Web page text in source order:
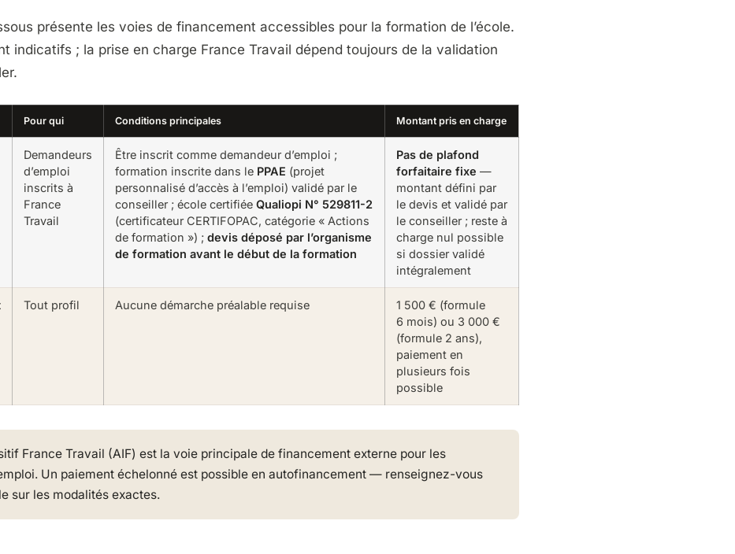
présente les voies de financement accessibles pour la formation de l’école.
indicatifs ; la prise en charge France Travail dépend toujours de la validation
Pour qui Conditions principales Montant pris en charge
Demandeurs
d’emploi
inscrits à
France
Travail
Être inscrit comme demandeur d’emploi ;
formation inscrite dans le PPAE (projet
personnalisé d’accès à l’emploi) validé par le
conseiller ; école certifiée Qualiopi N° 529811-2
(certificateur CERTIFOPAC, catégorie « Actions
de formation ») ; devis déposé par l’organisme
de formation avant le début de la formation
Pas de plafond
forfaitaire fixe —
montant défini par
le devis et validé par
le conseiller ; reste à
charge nul possible
si dossier validé
intégralement
Tout profil Aucune démarche préalable requise
1 500 € (formule
6 mois) ou 3 000 €
(formule 2 ans),
paiement en
plusieurs fois
possible
France Travail (AIF) est la voie principale de financement externe pour les
Un paiement échelonné est possible en autofinancement — renseignez-vous
sur les modalités exactes.